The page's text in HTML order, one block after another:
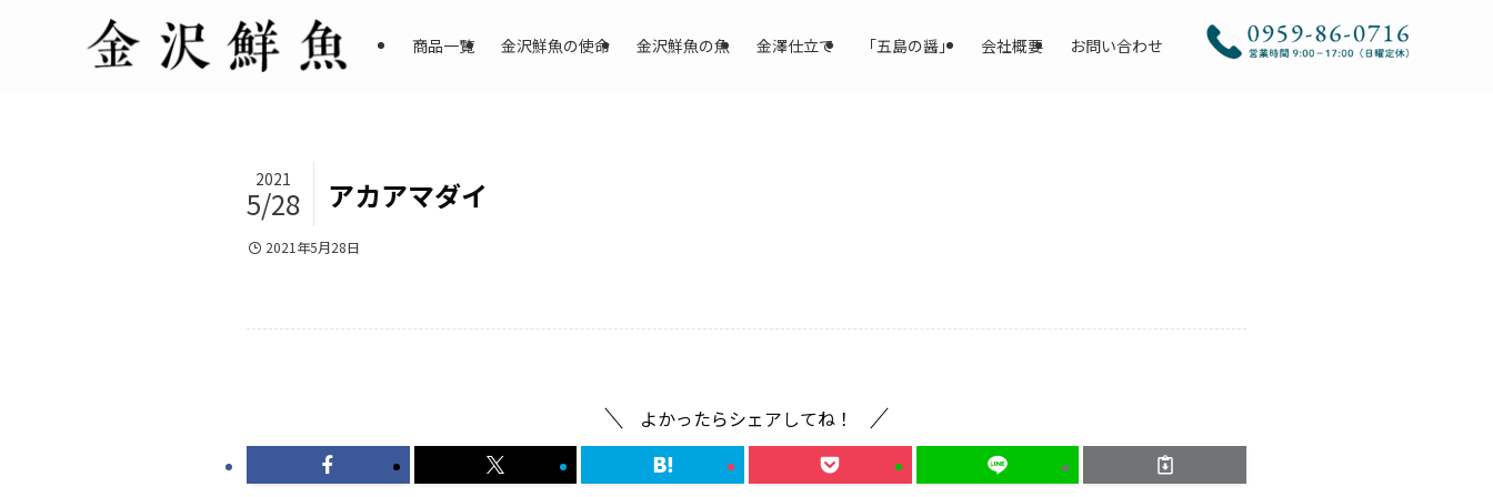
商品一覧 金沢鮮魚の使命 金沢鮮魚の魚 金澤仕立て 「五島の醤」 会社概要 お問い合わせ
アカアマダイ
2021
5/28
2021年5月28日
よかったらシェアしてね！